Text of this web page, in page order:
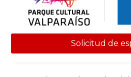
Solicitud de